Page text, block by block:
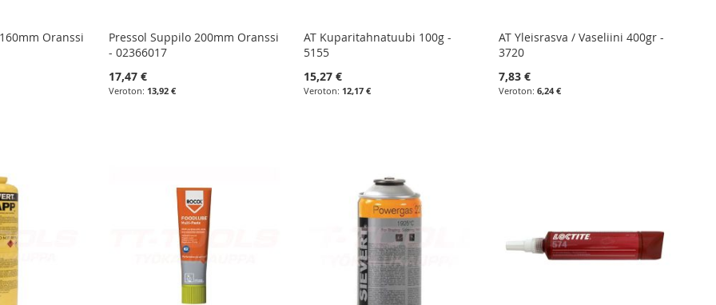
Oranssi
Pressol Suppilo 200mm Oranssi
- 02366017
17,47 €
13,92 €
AT Kuparitahnatuubi 100g -
5155
15,27 €
12,17 €
AT Yleisrasva / Vaseliini 400gr -
3720
7,83 €
6,24 €